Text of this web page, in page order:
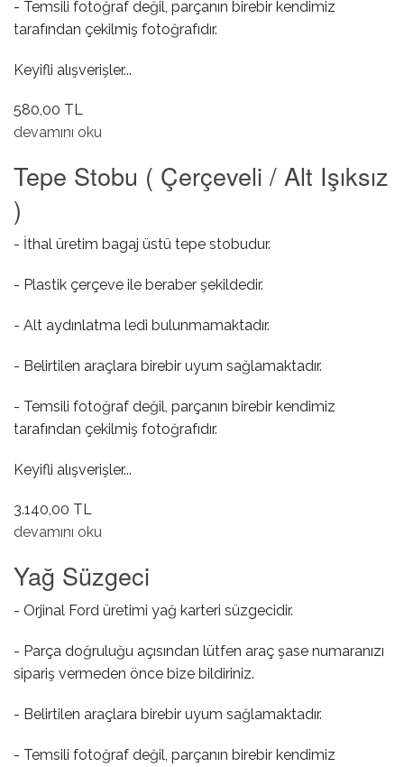
- Temsili fotoğraf değil, parçanın birebir kendimiz
tarafından çekilmiş fotoğrafıdır.
Keyifli alışverişler...
580,00 TL
Ayna Ayar Düğmesi ( Otomatik Katlanır ) hakkında
devamını oku
Tepe Stobu ( Çerçeveli / Alt Işıksız
)
- İthal üretim bagaj üstü tepe stobudur.
- Plastik çerçeve ile beraber şekildedir.
- Alt aydınlatma ledi bulunmamaktadır.
- Belirtilen araçlara birebir uyum sağlamaktadır.
- Temsili fotoğraf değil, parçanın birebir kendimiz
tarafından çekilmiş fotoğrafıdır.
Keyifli alışverişler...
3.140,00 TL
Tepe Stobu ( Çerçeveli / Alt Işıksız ) hakkında
devamını oku
Yağ Süzgeci
- Orjinal Ford üretimi yağ karteri süzgecidir.
- Parça doğruluğu açısından lütfen araç şase numaranızı
sipariş vermeden önce bize bildiriniz.
- Belirtilen araçlara birebir uyum sağlamaktadır.
- Temsili fotoğraf değil, parçanın birebir kendimiz